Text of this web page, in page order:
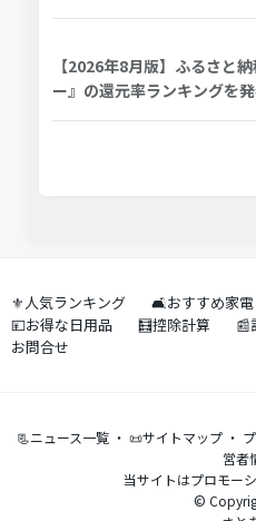
【2026年8月版】ふるさと
ー』の還元率ランキングを
⚜️人気ランキング 🛋️おすすめ家電
💴お得な日用品
🧮控除計算 📰
お問合せ
📃ニュース一覧・ 📜サイトマップ・
営者
当サイトはプロモー
©